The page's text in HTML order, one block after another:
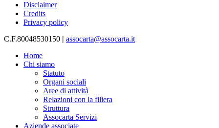
Disclaimer
Credits
Privacy policy
C.F.80048530150 | assocarta@assocarta.it
Home
Chi siamo
Statuto
Organi sociali
Aree di attività
Relazioni con la filiera
Struttura
Assocarta Servizi
Aziende associate